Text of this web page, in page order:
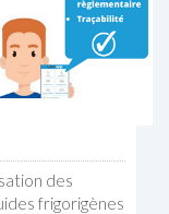
des
frigorigènes